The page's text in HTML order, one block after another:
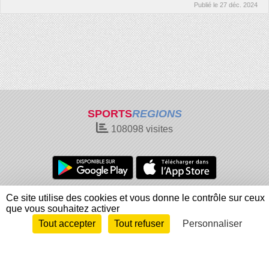
Publié le 27 déc. 2024
SPORTSREGIONS
108098 visites
Charte cookies
Gestion des cookies
Informations légales
Signaler un contenu inapproprié
Envie de participer ?
Connexion
Ce site utilise des cookies et vous donne le contrôle sur ceux
que vous souhaitez activer
Tout accepter
Tout refuser Personnaliser